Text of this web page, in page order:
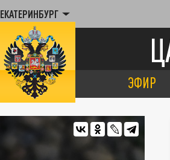
ЕКАТЕРИНБУРГ
ЭФИР